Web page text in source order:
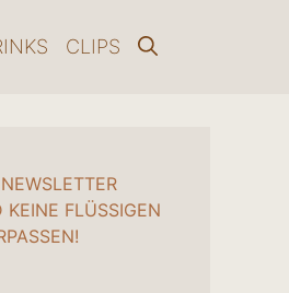
CLIPS
FLÜSSIGEN